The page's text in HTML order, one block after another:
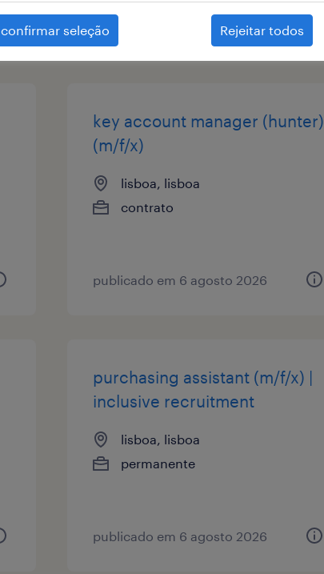
publicado em 6 agosto 2026
key account manager (hunter)
(m/f/x)
lisboa, lisboa
contrato
publicado em 6 agosto 2026
purchasing assistant (m/f/x) |
inclusive recruitment
lisboa, lisboa
permanente
publicado em 6 agosto 2026
confirmar seleção Rejeitar todos